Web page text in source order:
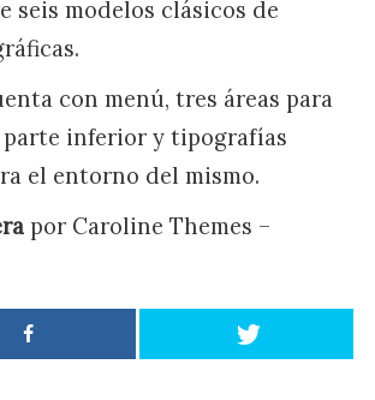
seis modelos clásicos de
con menú, tres áreas para
inferior y tipografías
el entorno del mismo.
por Caroline Themes –